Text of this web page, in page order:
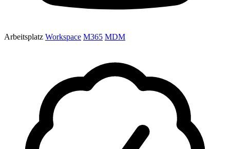
Arbeitsplatz Workspace M365 MDM